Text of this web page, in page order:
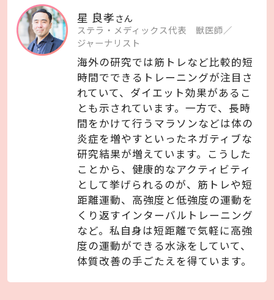
星 良孝さん
ステラ・メディックス代表獣医師／
ジャーナリスト
海外の研究では筋トレなど比較的短
時間でできるトレーニングが注目さ
れていて、ダイエット効果があるこ
とも示されています。一方で、長時
間をかけて行うマラソンなどは体の
炎症を増やすといったネガティブな
研究結果が増えています。こうした
ことから、健康的なアクティビティ
として挙げられるのが、筋トレや短
距離運動、高強度と低強度の運動を
くり返すインターバルトレーニング
など。私自身は短距離で気軽に高強
度の運動ができる水泳をしていて、
体質改善の手ごたえを得ています。